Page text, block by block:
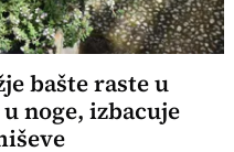
bašte raste u
noge, izbacuje